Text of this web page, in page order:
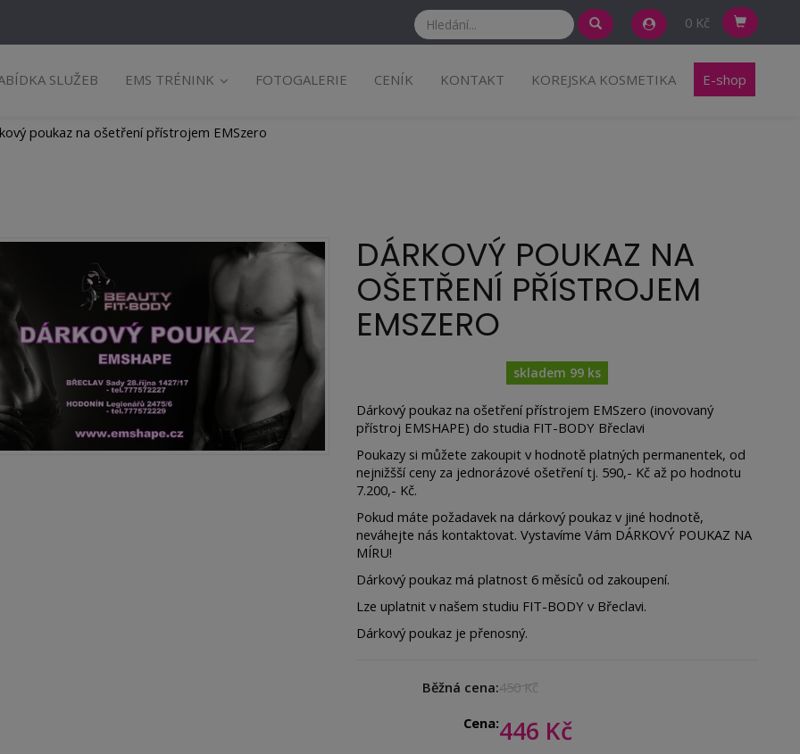
0 Kč
SLUŽEB EMS TRÉNINK FOTOGALERIE CENÍK KONTAKT KOREJSKA KOSMETIKA E-shop
poukaz na ošetření přístrojem EMSzero
DÁRKOVÝ POUKAZ NA
OŠETŘENÍ PŘÍSTROJEM
EMSZERO
skladem 99 ks
Dárkový poukaz na ošetření přístrojem EMSzero (inovovaný
přístroj EMSHAPE) do studia FIT-BODY Břeclavi
Poukazy si můžete zakoupit v hodnotě platných permanentek, od
nejnižšší ceny za jednorázové ošetření tj. 590,- Kč až po hodnotu
7.200,- Kč.
Pokud máte požadavek na dárkový poukaz v jiné hodnotě,
neváhejte nás kontaktovat. Vystavíme Vám DÁRKOVÝ POUKAZ NA
MÍRU!
Dárkový poukaz má platnost 6 měsíců od zakoupení.
Lze uplatnit v našem studiu FIT-BODY v Břeclavi.
Dárkový poukaz je přenosný.
Běžná cena:450 Kč
Cena:446 Kč